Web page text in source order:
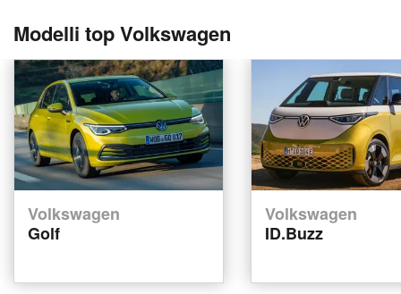
Modelli top Volkswagen
Volkswagen
Golf
Volkswagen
ID.Buzz